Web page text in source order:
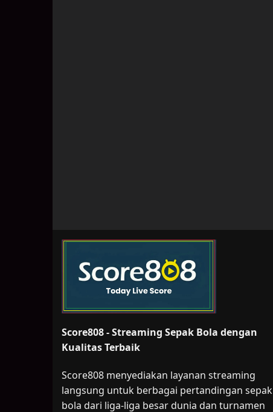
Score808 - Streaming Sepak Bola dengan
Kualitas Terbaik
Score808 menyediakan layanan streaming
langsung untuk berbagai pertandingan sepak
bola dari liga-liga besar dunia dan turnamen